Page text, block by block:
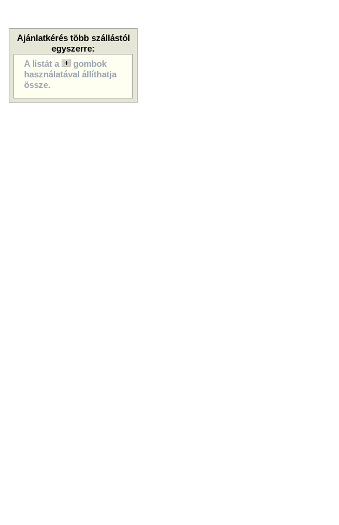
Ajánlatkérés több szállástól
egyszerre:
A listát a
gombok
használatával állíthatja
össze.